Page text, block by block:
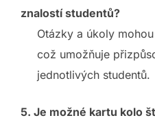
znalostí studentů?
Otázky a úkoly
což umožňuje
jednotlivých studentů.
5. Je možné kartu kolo